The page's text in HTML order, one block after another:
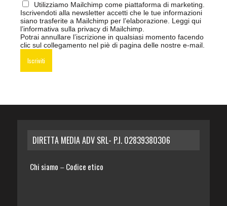
Utilizziamo Mailchimp come piattaforma di marketing.
Iscrivendoti alla newsletter accetti che le tue informazioni
siano trasferite a Mailchimp per l’elaborazione. Leggi qui
l’informativa sulla privacy di Mailchimp.
Potrai annullare l’iscrizione in qualsiasi momento facendo
clic sul collegamento nel piè di pagina delle nostre e-mail.
DIRETTA MEDIA ADV SRL- P.I. 02839380306
Chi siamo – Codice etico